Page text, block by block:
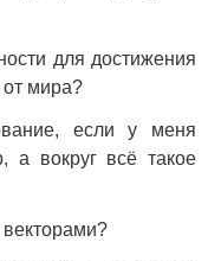
для достижения
от мира?
если у меня
а вокруг всё такое